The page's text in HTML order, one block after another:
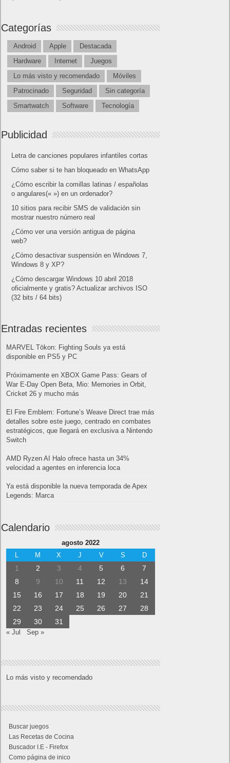
Categorías
Android Apple
Destacada
Hardware
Internet
Juegos
Lo más visto y recomendado
Móviles
Patrocinado
Seguridad
Sin categoría
Smartwatch
Software Tecnología
Publicidad
Letra de canciones populares infantiles cortas
Cómo saber si te han bloqueado en WhatsApp
¿Cómo escribir la comillas latinas / españolas
o angulares(« ») en un ordenador?
10 sitios para recibir SMS de validación sin
mostrar nuestro número real
¿Cómo ver una versión antigua de página
web?
¿Cómo desactivar suspensión en Windows 7,
Windows 8 y XP?
¿Cómo descargar Windows 10 abril 2018
oficialmente y gratis? Actualizar archivos ISO
(32 bits / 64 bits)
Entradas recientes
MARVEL Tōkon: Fighting Souls ya está
disponible en PS5 y PC
Próximamente en XBOX Game Pass: Gears of
War E-Day Open Beta, Mio: Memories in Orbit,
Cricket 26 y mucho más
El Fire Emblem: Fortune’s Weave Direct trae más
detalles sobre este juego, centrado en combates
estratégicos, que llegará en exclusiva a Nintendo
Switch
AMD Ryzen AI Halo ofrece hasta un 34%
velocidad a agentes en inferencia loca
Ya está disponible la nueva temporada de Apex
Legends: Marca
Calendario
agosto 2022
M X J V S D
1 2 3 4 5 6
7
8
9 10 11 12 13
14
15
16 17 18 19 20
21
22
23 24 25 26 27
28
29
30 31
« Jul Sep »
Lo más visto y recomendado
Buscar juegos
Las Recetas de Cocina
Buscador I.E - Firefox
Como página de inico